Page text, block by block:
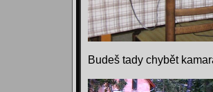
Budeš tady chybět